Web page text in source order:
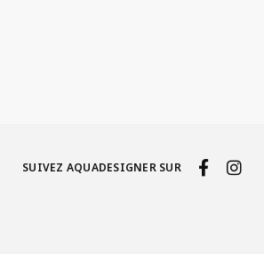
SUIVEZ AQUADESIGNER SUR